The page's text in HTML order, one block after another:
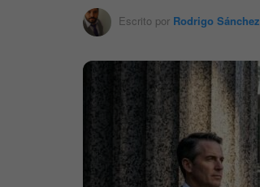
Escrito por Rodrigo Sánchez